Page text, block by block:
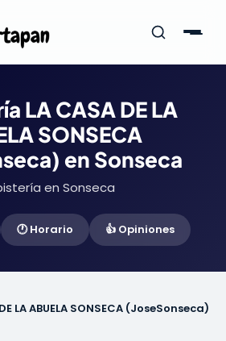
LA CASA DE LA
SONSECA
en Sonseca
en Sonseca
🕐 Horario 👍 Opiniones
LA ABUELA SONSECA (JoseSonseca)